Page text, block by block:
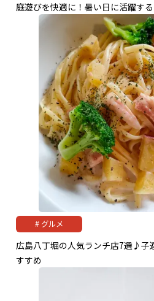
庭遊びを快適に！暑い日に活躍す
グルメ
広島八丁堀の人気ランチ店7選♪子
すすめ